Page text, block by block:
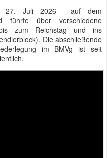
27. Juli 2026
auf dem
führte über verschiedene
zum Reichstag und ins
Die abschließende
im BMVg ist seit